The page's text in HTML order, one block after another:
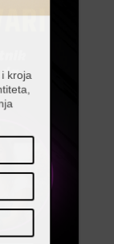
kroja